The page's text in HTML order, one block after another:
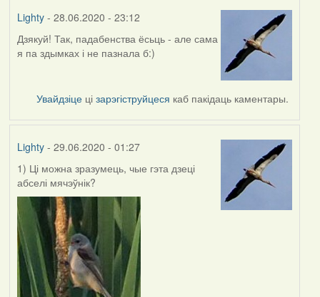
Lighty- 28.06.2020 - 23:12
In
reply
Harrier
Дзякуй! Так, падабенства ёсьць - але сама
я па здымках і не пазнала б:)
Увайдзіце цізарэгіструйцеся каб пакідаць каментары.
Lighty- 29.06.2020 - 01:27
1) Ці можна зразумець, чые гэта дзеці
абселі мячэўнік?